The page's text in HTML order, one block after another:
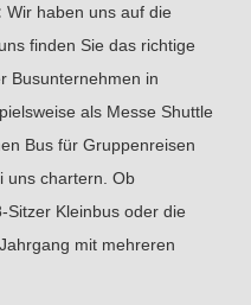
Wir haben uns auf die
finden Sie das richtige
Busunternehmen in
als Messe Shuttle
Bus für Gruppenreisen
uns chartern. Ob
Kleinbus oder die
mit mehreren